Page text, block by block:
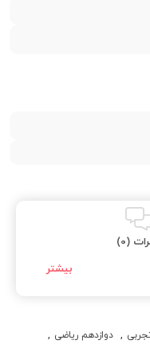
(0)
, دوازدهم ریاضی ,